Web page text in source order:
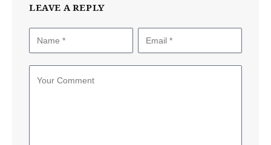
LEAVE A REPLY